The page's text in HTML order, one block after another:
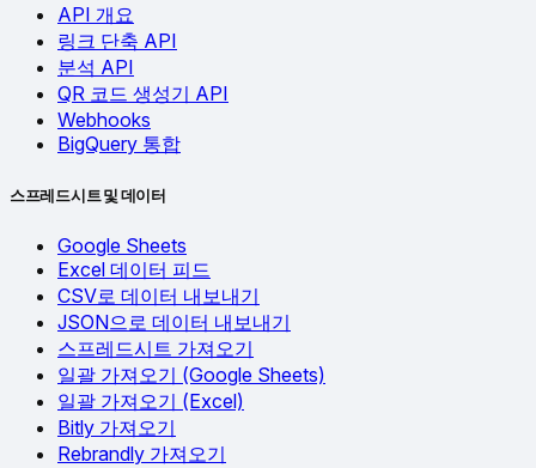
API 개요
링크 단축 API
분석 API
QR 코드 생성기 API
Webhooks
BigQuery 통합
스프레드시트 및 데이터
Google Sheets
Excel 데이터 피드
CSV로 데이터 내보내기
JSON으로 데이터 내보내기
스프레드시트 가져오기
일괄 가져오기 (Google Sheets)
일괄 가져오기 (Excel)
Bitly 가져오기
Rebrandly 가져오기